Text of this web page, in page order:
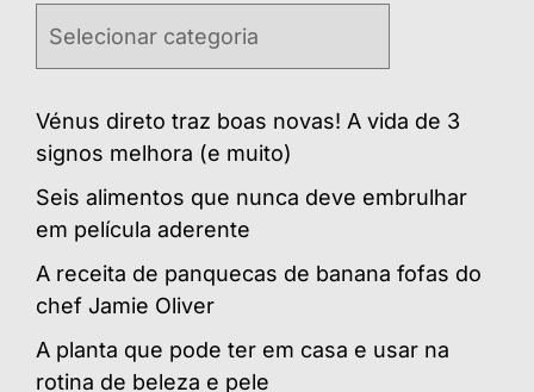
Vénus direto traz boas novas! A vida de 3
signos melhora (e muito)
Seis alimentos que nunca deve embrulhar
em película aderente
A receita de panquecas de banana fofas do
chef Jamie Oliver
A planta que pode ter em casa e usar na
rotina de beleza e pele